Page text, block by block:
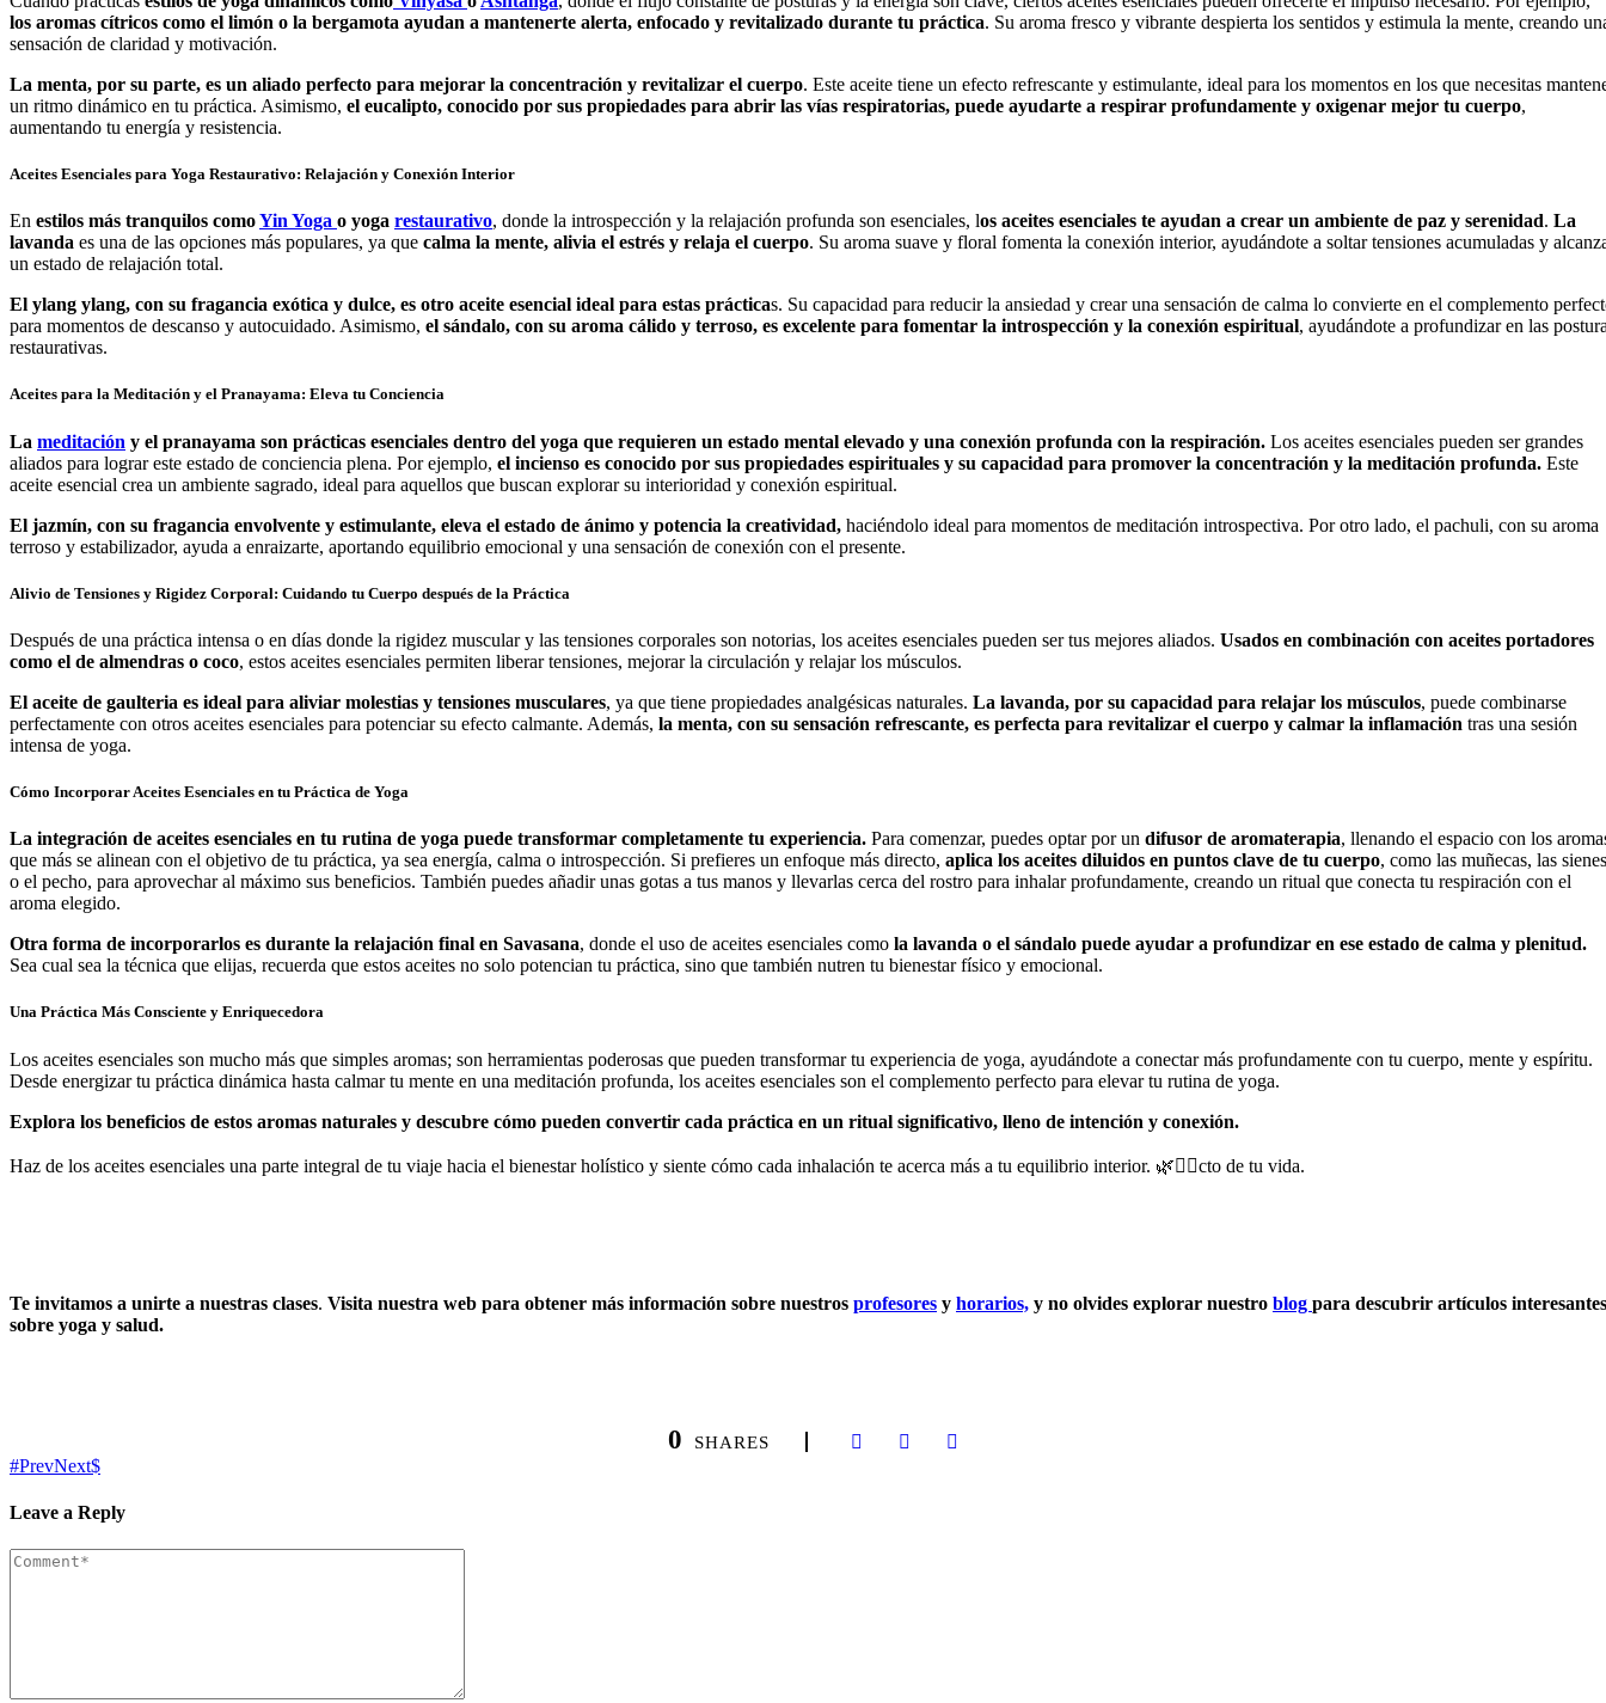
los aromas cítricos como el limón o la bergamota ayudan a mantenerte alerta, enfocado y revitalizado durante tu práctica. Su aroma fresco y vibrante despierta los sentidos y estimula la mente, creando
sensación de claridad y motivación.
La menta, por su parte, es un aliado perfecto para mejorar la concentración y revitalizar el cuerpo. Este aceite tiene un efecto refrescante y estimulante, ideal para los momentos en los que necesitas
un ritmo dinámico en tu práctica. Asimismo, el eucalipto, conocido por sus propiedades para abrir las vías respiratorias, puede ayudarte a respirar profundamente y oxigenar mejor tu cuerpo,
aumentando tu energía y resistencia.
Aceites Esenciales para Yoga Restaurativo: Relajación y Conexión Interior
En estilos más tranquilos comoYin Yoga o yoga restaurativo, donde la introspección y la relajación profunda son esenciales, los aceites esenciales te ayudan a crear un ambiente de paz y serenidad. La
lavanda es una de las opciones más populares, ya que calma la mente, alivia el estrés y relaja el cuerpo. Su aroma suave y floral fomenta la conexión interior, ayudándote a soltar tensiones acumuladas y
un estado de relajación total.
El ylang ylang, con su fragancia exótica y dulce, es otro aceite esencial ideal para estas prácticas. Su capacidad para reducir la ansiedad y crear una sensación de calma lo convierte en el complemento
para momentos de descanso y autocuidado. Asimismo, el sándalo, con su aroma cálido y terroso, es excelente para fomentar la introspección y la conexión espiritual, ayudándote a profundizar en las
restaurativas.
Aceites para la Meditación y el Pranayama: Eleva tu Conciencia
La meditación y el pranayama son prácticas esenciales dentro del yoga que requieren un estado mental elevado y una conexión profunda con la respiración. Los aceites esenciales pueden ser grandes
aliados para lograr este estado de conciencia plena. Por ejemplo, el incienso es conocido por sus propiedades espirituales y su capacidad para promover la concentración y la meditación profunda. Este
aceite esencial crea un ambiente sagrado, ideal para aquellos que buscan explorar su interioridad y conexión espiritual.
El jazmín, con su fragancia envolvente y estimulante, eleva el estado de ánimo y potencia la creatividad, haciéndolo ideal para momentos de meditación introspectiva. Por otro lado, el pachuli, con su aroma
terroso y estabilizador, ayuda a enraizarte, aportando equilibrio emocional y una sensación de conexión con el presente.
Alivio de Tensiones y Rigidez Corporal: Cuidando tu Cuerpo después de la Práctica
Después de una práctica intensa o en días donde la rigidez muscular y las tensiones corporales son notorias, los aceites esenciales pueden ser tus mejores aliados. Usados ​​en combinación con aceites portadores
como el de almendras o coco, estos aceites esenciales permiten liberar tensiones, mejorar la circulación y relajar los músculos.
El aceite de gaulteria es ideal para aliviar molestias y tensiones musculares, ya que tiene propiedades analgésicas naturales. La lavanda, por su capacidad para relajar los músculos, puede combinarse
perfectamente con otros aceites esenciales para potenciar su efecto calmante. Además, la menta, con su sensación refrescante, es perfecta para revitalizar el cuerpo y calmar la inflamación tras una sesión
intensa de yoga.
Cómo Incorporar Aceites Esenciales en tu Práctica de Yoga
La integración de aceites esenciales en tu rutina de yoga puede transformar completamente tu experiencia. Para comenzar, puedes optar por un difusor de aromaterapia, llenando el espacio con los
que más se alinean con el objetivo de tu práctica, ya sea energía, calma o introspección. Si prefieres un enfoque más directo, aplica los aceites diluidos en puntos clave de tu cuerpo, como las muñecas, las sienes
o el pecho, para aprovechar al máximo sus beneficios. También puedes añadir unas gotas a tus manos y llevarlas cerca del rostro para inhalar profundamente, creando un ritual que conecta tu respiración con el
aroma elegido.
Otra forma de incorporarlos es durante la relajación final en Savasana, donde el uso de aceites esenciales como la lavanda o el sándalo puede ayudar a profundizar en ese estado de calma y plenitud.
Sea cual sea la técnica que elijas, recuerda que estos aceites no solo potencian tu práctica, sino que también nutren tu bienestar físico y emocional.
Una Práctica Más Consciente y Enriquecedora
Los aceites esenciales son mucho más que simples aromas; son herramientas poderosas que pueden transformar tu experiencia de yoga, ayudándote a conectar más profundamente con tu cuerpo, mente y espíritu.
Desde energizar tu práctica dinámica hasta calmar tu mente en una meditación profunda, los aceites esenciales son el complemento perfecto para elevar tu rutina de yoga.
Explora los beneficios de estos aromas naturales y descubre cómo pueden convertir cada práctica en un ritual significativo, lleno de intención y conexión.
Haz de los aceites esenciales una parte integral de tu viaje hacia el bienestar holístico y siente cómo cada inhalación te acerca más a tu equilibrio interior. 🌿🧘‍♀️cto de tu vida.
Te invitamos a unirte a nuestras clases. Visita nuestra web para obtener más información sobre nuestros profesores y horarios, y no olvides explorar nuestro blog para descubrir artículos interesantes
sobre yoga y salud.
0 SHARES
PrevNext
Leave a Reply